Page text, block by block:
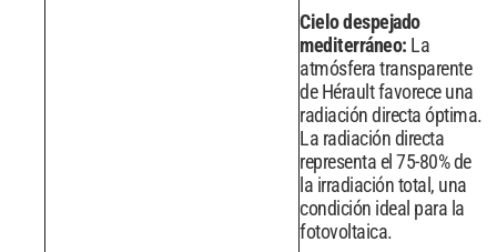
Cielo despejado
mediterráneo: La
atmósfera transparente
de Hérault favorece una
radiación directa óptima.
La radiación directa
representa el 75-80% de
la irradiación total, una
condición ideal para la
fotovoltaica.